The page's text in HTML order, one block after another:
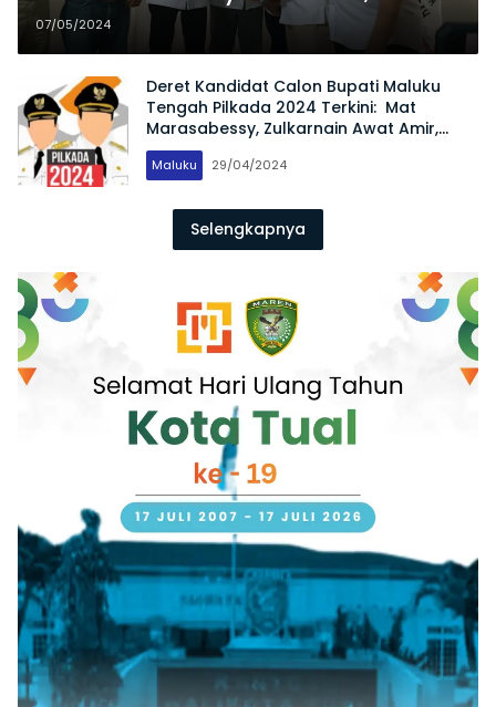
Munaswir Daftar Bakal Cabup
Malteng di 2 Partai Ini
07/05/2024
Deret Kandidat Calon Bupati Maluku
Tengah Pilkada 2024 Terkini: Mat
Marasabessy, Zulkarnain Awat Amir,
hingga Siti Aminah Amahoru
Maluku 29/04/2024
Selengkapnya